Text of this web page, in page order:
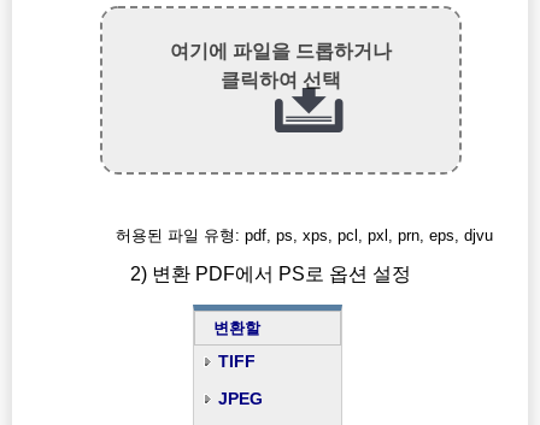
여기에 파일을 드롭하거나
클릭하여 선택
허용된 파일 유형: pdf, ps, xps, pcl, pxl, prn, eps, djvu
2) 변환 PDF에서 PS로 옵션 설정
변환할
TIFF
JPEG